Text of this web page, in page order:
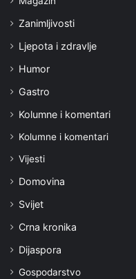
Zanimljivosti
Ljepota i zdravlje
Humor
Gastro
Kolumne i komentari
Kolumne i komentari
Vijesti
Domovina
Svijet
Crna kronika
Dijaspora
Gospodarstvo